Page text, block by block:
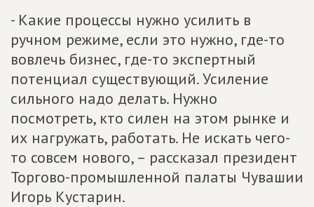
- Какие процессы нужно усилить в
ручном режиме, если это нужно, где-то
вовлечь бизнес, где-то экспертный
потенциал существующий. Усиление
сильного надо делать. Нужно
посмотреть, кто силен на этом рынке и
их нагружать, работать. Не искать чего-
то совсем нового, – рассказал президент
Торгово-промышленной палаты Чувашии
Игорь Кустарин.